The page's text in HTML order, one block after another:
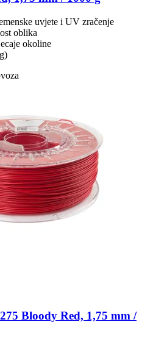
uvjete i UV zračenje
oblika
okoline
Bloody Red, 1,75 mm /